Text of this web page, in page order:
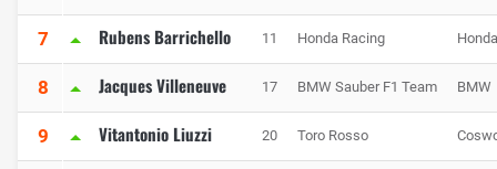
7 Rubens Barrichello 11 Honda Racing Honda
8 Jacques Villeneuve 17 BMW Sauber F1 Team BMW
9 Vitantonio Liuzzi 20 Toro Rosso